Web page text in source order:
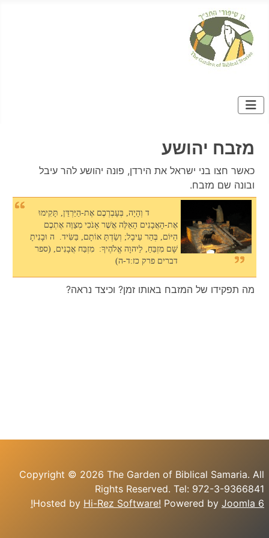
מזבח יהושע
כאשר חצו בני ישראל את הירדן, פונה יהושע להר עיבל
ובונה שם מזבח.
ד וְהָיָה, בְּעָבְרְכֶם אֶת-הַיַּרְדֵּן, תָּקִימוּ
אֶת-הָאֲבָנִים הָאֵלֶּה אֲשֶׁר אָנֹכִי מְצַוֶּה אֶתְכֶם
הַיּוֹם, בְּהַר עֵיבָל; וְשַׂדְתָּ אוֹתָם, בַּשִּׂיד. ה וּבָנִיתָ
שָּׁם מִזְבֵּחַ, לַיהוָה אֱלֹהֶיךָ: מִזְבַּח אֲבָנִים, (ספר
דברים פרק כז:ד-ה)
מה תפקידו של המזבח באותו זמן? וכיצד נראה?
Copyright © 2026 The Garden of Biblical Samaria. All
Rights Reserved. Tel: 972-3-9366841
Hosted by Hi-Rez Software! Powered by Joomla 6!